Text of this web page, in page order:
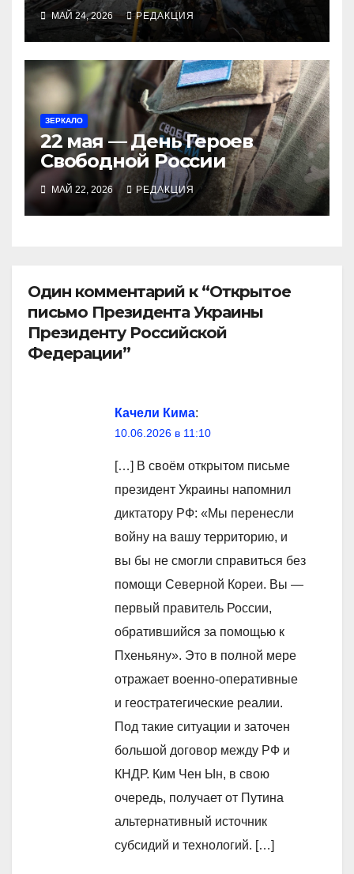
МАЙ 24, 2026 РЕДАКЦИЯ
ЗЕРКАЛО
22 мая — День Героев
Свободной России
МАЙ 22, 2026 РЕДАКЦИЯ
Один комментарий к “Открытое
письмо Президента Украины
Президенту Российской
Федерации”
Качели Кима:
10.06.2026 в 11:10
[…] В своём открытом письме
президент Украины напомнил
диктатору РФ: «Мы перенесли
войну на вашу территорию, и
вы бы не смогли справиться без
помощи Северной Кореи. Вы —
первый правитель России,
обратившийся за помощью к
Пхеньяну». Это в полной мере
отражает военно-оперативные
и геостратегические реалии.
Под такие ситуации и заточен
большой договор между РФ и
КНДР. Ким Чен Ын, в свою
очередь, получает от Путина
альтернативный источник
субсидий и технологий. […]